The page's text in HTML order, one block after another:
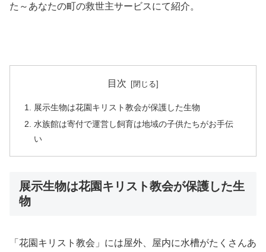
た～あなたの町の救世主サービスにて紹介。
目次
展示生物は花園キリスト教会が保護した生物
水族館は寄付で運営し飼育は地域の子供たちがお手伝
い
展示生物は花園キリスト教会が保護した生
物
「花園キリスト教会」には屋外、屋内に水槽がたくさんあ